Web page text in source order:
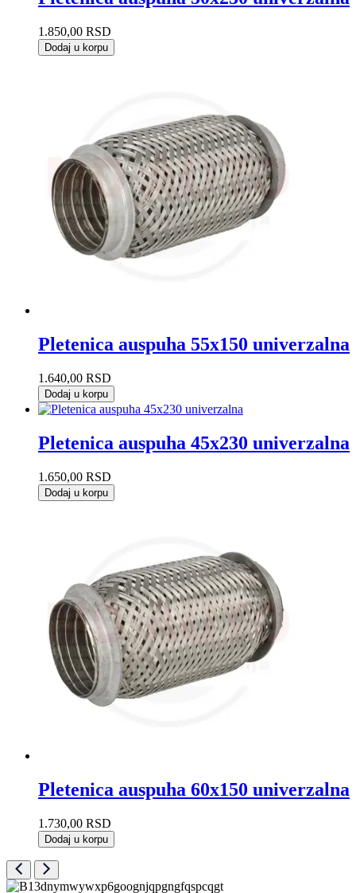
1.850,00 RSD
Dodaj u korpu
Pletenica auspuha 55x150 univerzalna
1.640,00 RSD
Dodaj u korpu
Pletenica auspuha 45x230 univerzalna
1.650,00 RSD
Dodaj u korpu
Pletenica auspuha 60x150 univerzalna
1.730,00 RSD
Dodaj u korpu